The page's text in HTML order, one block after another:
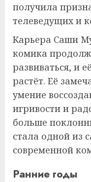
получила
телеведущих и
Карьера Саши
комика
развиваться, и
растёт. Её
умение
игривости и
больше
стала одной из
современной
Ранние годы